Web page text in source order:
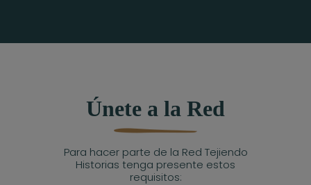
Únete a la Red
Para hacer parte de la Red Tejiendo
Historias tenga presente estos
requisitos: